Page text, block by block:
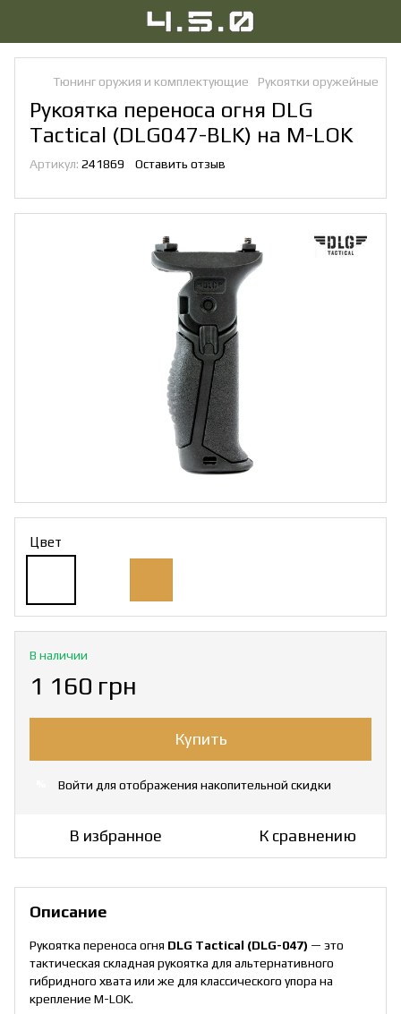
Тюнинг оружия и комплектующие Рукоятки оружейные
Рукоятка переноса огня DLG
Tactical (DLG047-BLK) на M-LOK
Артикул: 241869 Оставить отзыв
Цвет
В наличии
1 160 грн
Купить
Войти для отображения накопительной скидки
В избранное К сравнению
Описание
Рукоятка переноса огня DLG Tactical (DLG-047) — это
тактическая складная рукоятка для альтернативного
гибридного хвата или же для классического упора на
крепление M-LOK.